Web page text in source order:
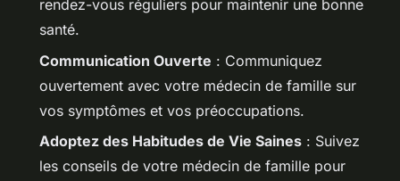
rendez-vous réguliers pour maintenir une bonne
santé.
Communication Ouverte : Communiquez
ouvertement avec votre médecin de famille sur
vos symptômes et vos préoccupations.
Adoptez des Habitudes de Vie Saines : Suivez
les conseils de votre médecin de famille pour